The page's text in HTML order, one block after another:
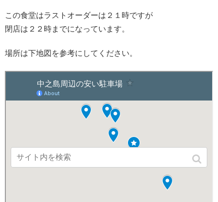
この食堂はラストオーダーは２１時ですが
閉店は２２時までになっています。
場所は下地図を参考にしてください。